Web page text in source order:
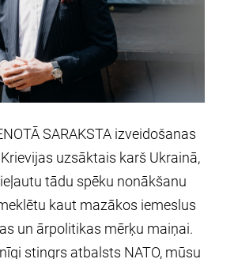
SARAKSTA izveidošanas
uzsāktais karš Ukrainā,
tādu spēku nonākšanu
kaut mazākos iemeslus
un ārpolitikas mērķu maiņai.
stingrs atbalsts NATO, mūsu